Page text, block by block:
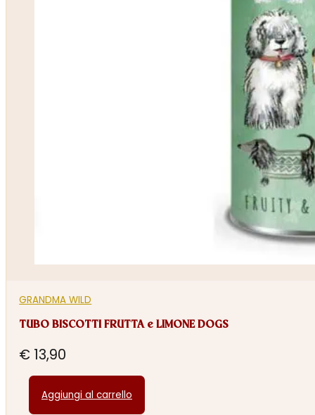
GRANDMA WILD
TUBO BISCOTTI FRUTTA e LIMONE DOGS
€ 13,90
Aggiungi al carrello